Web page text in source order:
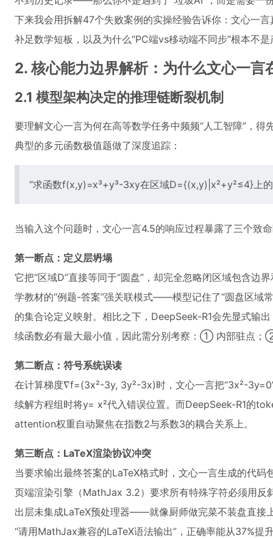
下来我会用拆解47个失败案例的实操经验告诉你：文心一
补足数学短板，以及为什么“PC端vs移动端不同步”根本不
2. 核心能力边界解析：为什么文心一言
2.1 模型架构决定的推理链断裂机制
要理解文心一言为何在高等数学任务中频频“人工智障”，
典型的多元函数极值题做了深度追踪：
“求函数f(x,y)=x³+y³-3xy在区域D={(x,y)|x²+y²≤4}上的
当输入这个问题时，文心一言4.5的响应过程暴露了三个致
第一断点：定义层坍塌
它把“区域D”直接等同于“圆盘”，却完全忽略闭区域包含边
学教材的“例题-答案”强关联模式——模型记住了“圆盘区域
的集合论定义映射。相比之下，DeepSeek-R1会先显式输
续函数必有最大最小值，因此需分别考察：① 内部驻点；
第二断点：符号系统误读
在计算梯度∇f=(3x²-3y, 3y²-3x)时，文心一言把“3x²-
续解方程组时将y= x²代入错误位置。而DeepSeek-R1的
attention权重自动聚焦在指数2与系数3的耦合关系上。
第三断点：LaTeX渲染协议冲突
当要求输出最终答案的LaTeX格式时，文心一言生成的代码
页端渲染引擎（MathJax 3.2）要求所有特殊字符必须用反
出层未集成LaTeX预处理器——就像厨师做完菜不装盘直接
“请用MathJax兼容的LaTeX语法输出”，正确率能从37%提